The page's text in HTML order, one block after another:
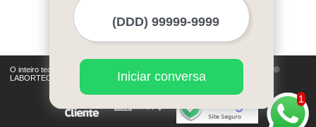
O inteiro teor deste site está sujeito à proteção de direitos autorais. Copyright©
LABORTEC (Lei 9610 de 19/02/1998)
1
Iniciar conversa